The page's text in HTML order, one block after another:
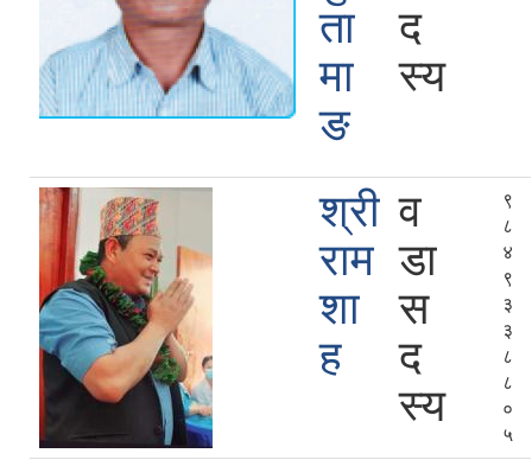
ता
मा
ङ
द
स्य
श्री
राम
शा
ह
व
डा
स
द
स्य
९
८
४
९
३
३
८
८
०
५